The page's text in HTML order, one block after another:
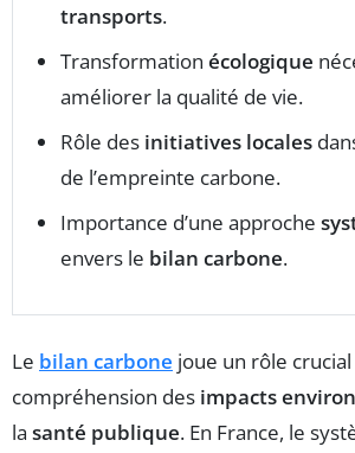
transports.
Transformation écologique
améliorer la qualité de vie.
Rôle des initiatives locales
de l’empreinte carbone.
Importance d’une approche
envers le bilan carbone.
Le bilan carbone joue un rôle crucial
compréhension des impacts
la santé publique. En France, le